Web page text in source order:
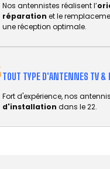
Nos antennistes réalisent l’
réparation et le
une réception optimale.
TOUT TYPE D'ANTENNES TV &
Fort d'expérience, nos
d'installation dans le 22.